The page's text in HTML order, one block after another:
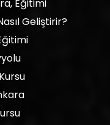
Eğitimi
Geliştirir?